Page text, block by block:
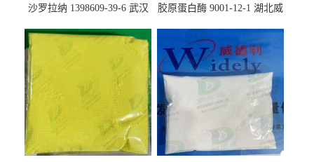
沙罗拉纳 1398609-39-6 武汉
胶原蛋白酶 9001-12-1 湖北威